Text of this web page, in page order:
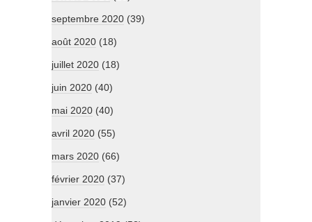
septembre 2020 (39)
août 2020 (18)
juillet 2020 (18)
juin 2020 (40)
mai 2020 (40)
avril 2020 (55)
mars 2020 (66)
février 2020 (37)
janvier 2020 (52)